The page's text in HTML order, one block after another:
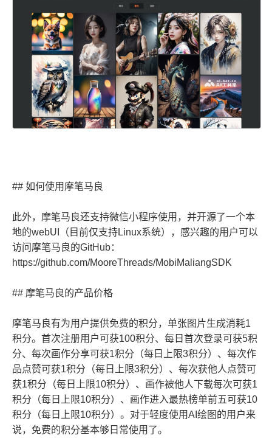
## 如何使用摩笔马良
此外，摩笔马良还支持微信小程序使用，并开源了一个本
地的webUI（目前仅支持Linux系统），感兴趣的用户可以
访问摩笔马良的GitHub：
https://github.com/MooreThreads/MobiMaliangSDK
## 摩笔马良的产品价格
摩笔马良有为用户提供免费的积分，单张图片生成消耗1
积分。首次注册用户可获100积分、每日首次登录可获5积
分、每次画作分享可获1积分（每日上限3积分）、每次作
品点赞可获1积分（每日上限3积分）、每次获他人点赞可
获1积分（每日上限10积分）、画作被他人下载每次可获1
积分（每日上限10积分）、画作进入最热榜单前五可获10
积分（每日上限10积分）。对于轻度使用AI绘图的用户来
说，免费的积分基本够日常使用了。